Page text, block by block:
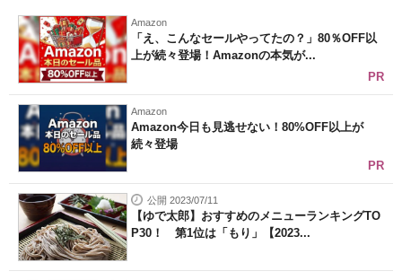
Amazon
「え、こんなセールやってたの？」80％OFF以
上が続々登場！Amazonの本気が...
PR
Amazon
Amazon今日も見逃せない！80%OFF以上が
続々登場
PR
公開 2023/07/11
【ゆで太郎】おすすめのメニューランキングTO
P30！ 第1位は「もり」【2023...